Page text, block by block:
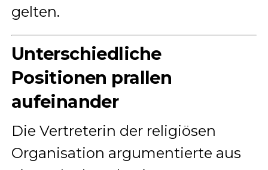
gelten.
Unterschiedliche
Positionen prallen
aufeinander
Die Vertreterin der religiösen
Organisation argumentierte aus